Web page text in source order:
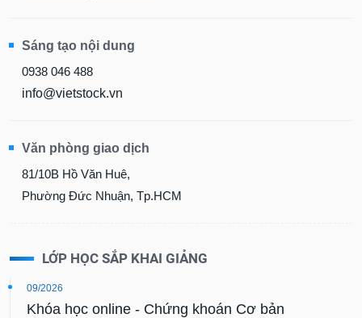
Sáng tạo nội dung
0938 046 488
info@vietstock.vn
Văn phòng giao dịch
81/10B Hồ Văn Huê,
Phường Đức Nhuận, Tp.HCM
LỚP HỌC SẮP KHAI GIẢNG
09/2026
Khóa học online - Chứng khoán Cơ bản